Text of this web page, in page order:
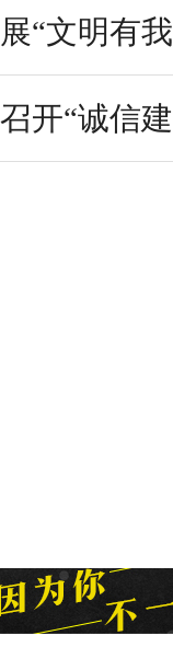
“文明有
开“诚信